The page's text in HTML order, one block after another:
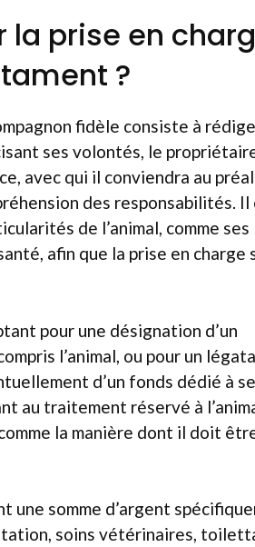
prise en
?
fidèle consiste à
ses volontés, le
avec qui il conviendra au
des responsabilités. Il
de l’animal, comme ses
afin que la prise en charge
pour une désignation d’un
l’animal, ou pour un
d’un fonds dédié à
au traitement réservé à
la manière dont il doit
une somme d’argent
soins vétérinaires,